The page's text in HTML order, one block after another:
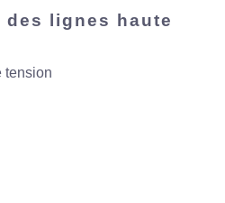
lignes haute
tension